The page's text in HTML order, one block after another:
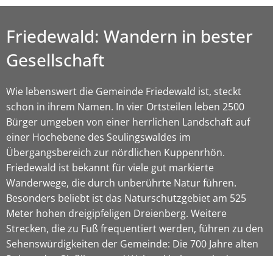
Friedewald: Wandern in bester
Gesellschaft
Wie lebenswert die Gemeinde Friedewald ist, steckt
schon in ihrem Namen. In vier Ortsteilen leben 2500
Bürger umgeben von einer herrlichen Landschaft auf
einer Hochebene des Seulingswaldes im
Übergangsbereich zur nördlichen Kuppenrhön.
Friedewald ist bekannt für viele gut markierte
Wanderwege, die durch unberührte Natur führen.
Besonders beliebt ist das Naturschutzgebiet am 525
Meter hohen dreigipfeligen Dreienberg. Weitere
Strecken, die zu Fuß frequentiert werden, führen zu den
Sehenswürdigkeiten der Gemeinde: Die 700 Jahre alten